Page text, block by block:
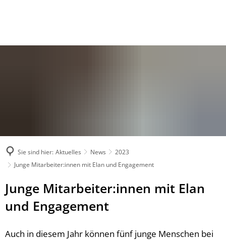
Sie sind hier: Aktuelles News
2023
Junge Mitarbeiter:innen mit Elan und Engagement
Junge Mitarbeiter:innen mit Elan
und Engagement
Auch in diesem Jahr können fünf junge Menschen bei